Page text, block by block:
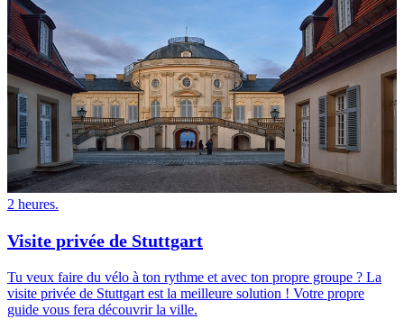
2 heures.
Visite privée de Stuttgart
Tu veux faire du vélo à ton rythme et avec ton propre groupe ? La
visite privée de Stuttgart est la meilleure solution ! Votre propre
guide vous fera découvrir la ville.